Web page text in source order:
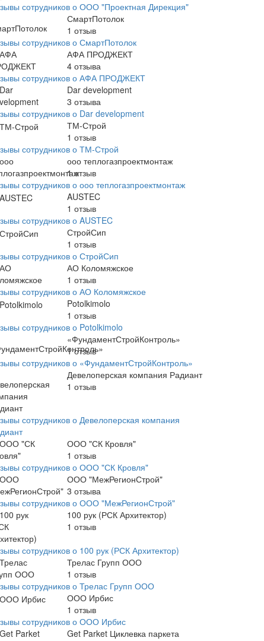
сотрудников о ООО "Проектная Дирекция"
СмартПотолок
1 отзыв
сотрудников о СмартПотолок
АФА ПРОДЖЕКТ
4 отзыва
сотрудников о АФА ПРОДЖЕКТ
Dar development
3 отзыва
сотрудников о Dar development
ТМ-Строй
1 отзыв
сотрудников о ТМ-Строй
ооо теплогазпроектмонтаж
1отзыв
сотрудников о ооо теплогазпроектмонтаж
AUSTEC
1 отзыв
сотрудников о AUSTEC
СтройСип
1 отзыв
сотрудников о СтройСип
АО Коломяжское
1 отзыв
сотрудников о АО Коломяжское
Potolkimolo
1 отзыв
сотрудников о Potolkimolo
«ФундаментСтройКонтроль»
1отзыв
сотрудников о «ФундаментСтройКонтроль»
Девелоперская компания Радиант
1 отзыв
сотрудников о Девелоперская компания
ООО "СК Кровля"
1 отзыв
сотрудников о ООО "СК Кровля"
ООО "МежРегионСтрой"
3 отзыва
сотрудников о ООО "МежРегионСтрой"
100 рук (РСК Архитектор)
1 отзыв
сотрудников о 100 рук (РСК Архитектор)
Трелас Групп ООО
1 отзыв
сотрудников о Трелас Групп ООО
ООО Ирбис
1 отзыв
сотрудников о ООО Ирбис
Get Parket Циклевка паркета